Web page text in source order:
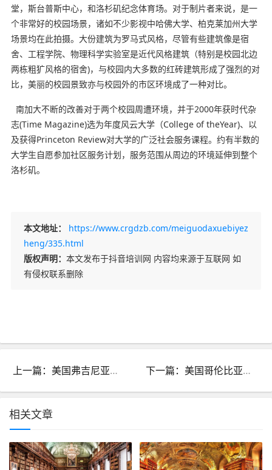
堂，斯台普斯中心，和洛杉矶纪念体育场。对于制片者来说，是一
个非常好的校园场景，诸如不少影视中哈佛大学、柏克莱加州大学
场景均在此拍摄。大份建筑为罗马式风格，尽管有些建筑像是宿
舍、工程学院、物理科学实验室是近代风格建筑（特别是校园北边
两栋粗犷风格的宿舍)，与校园内大多数的红砖建筑形成了强烈的对
比，美丽的校园景致亦与校园外的市区环境成了一种对比。
南加大不断的改善对于两个校园周遭环境，并于2000年获时代杂
志(Time Magazine)选为年度风云大学（College of theYear)、以
及获得Princeton Review对大学的广泛社会服务课程。约有半数的
大学生自愿参加社区服务计划，服务范围从周边的环境延伸到整个
洛杉矶。
本文地址：
https://www.crgdzb.com/meiguodaxuebiyez
heng/335.html
版权声明： 本文发布于抖音培训网 内容均来源于互联网 如
有侵权联系删除
上一篇：美国弗吉尼亚大学毕业证代办 下一篇：美国哥伦比亚大学毕业证代办
相关文章